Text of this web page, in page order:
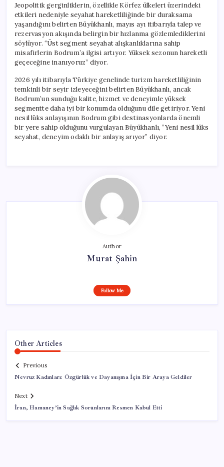
Jeopolitik gerginliklerin, özellikle Körfez ülkeleri üzerindeki
etkileri nedeniyle seyahat hareketliliğinde bir duraksama
yaşandığını belirten Büyükhanlı, mayıs ayı itibarıyla talep ve
rezervasyon akışında belirgin bir hızlanma gözlemlediklerini
söylüyor. “Üst segment seyahat alışkanlıklarına sahip
misafirlerin Bodrum’a ilgisi artıyor. Yüksek sezonun hareketli
geçeceğine inanıyoruz” diyor.
2026 yılı itibarıyla Türkiye genelinde turizm hareketliliğinin
temkinli bir seyir izleyeceğini belirten Büyükhanlı, ancak
Bodrum’un sunduğu kalite, hizmet ve deneyimle yüksek
segmentte daha iyi bir konumda olduğunu dile getiriyor. Yeni
nesil lüks anlayışının Bodrum gibi destinasyonlarda önemli
bir yere sahip olduğunu vurgulayan Büyükhanlı, “Yeni nesil lüks
seyahat, deneyim odaklı bir anlayış arıyor” diyor.
Author
Murat Şahin
Follow Me
Other Articles
Previous
Nevruz Kadınları: Özgürlük ve Dayanışma İçin Bir Araya Geldiler
Next
İran, Hamaney’in Sağlık Sorunlarını Resmen Kabul Etti